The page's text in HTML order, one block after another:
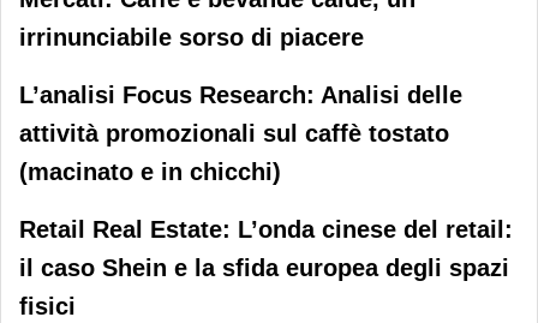
irrinunciabile sorso di piacere
L’analisi Focus Research: Analisi delle
attività promozionali sul caffè tostato
(macinato e in chicchi)
Retail Real Estate: L’onda cinese del retail:
il caso Shein e la sfida europea degli spazi
fisici